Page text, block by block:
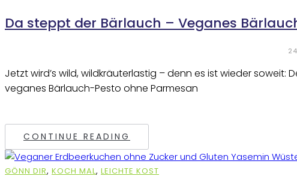
Da steppt der Bärlauch – Veganes
Jetzt wird’s wild, wildkräuterlastig – denn es ist wieder
veganes Bärlauch-Pesto ohne Parmesan
CONTINUE READING
GÖNN DIR, KOCH MAL, LEICHTE KOST